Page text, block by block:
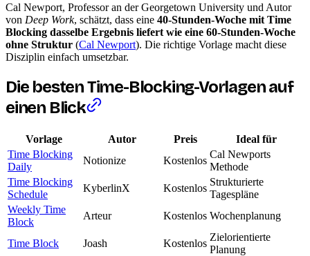
Cal Newport, Professor an der Georgetown University und Autor
von Deep Work, schätzt, dass eine 40-Stunden-Woche mit Time
Blocking dasselbe Ergebnis liefert wie eine 60-Stunden-Woche
ohne Struktur (Cal Newport). Die richtige Vorlage macht diese
Disziplin einfach umsetzbar.
Die besten Time-Blocking-Vorlagen auf
einen Blick
Vorlage Autor Preis
Ideal für
Time Blocking
Daily
Notionize Kostenlos
Cal Newports
Methode
Time Blocking
Schedule
KyberlinX Kostenlos
Strukturierte
Tagespläne
Weekly Time
Block
Arteur Kostenlos Wochenplanung
Time Block Joash Kostenlos
Zielorientierte
Planung